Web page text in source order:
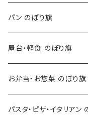
パン のぼり旗
屋台・軽食 のぼり旗
お弁当・お惣菜 のぼり旗
パスタ・ピザ・イタリアン